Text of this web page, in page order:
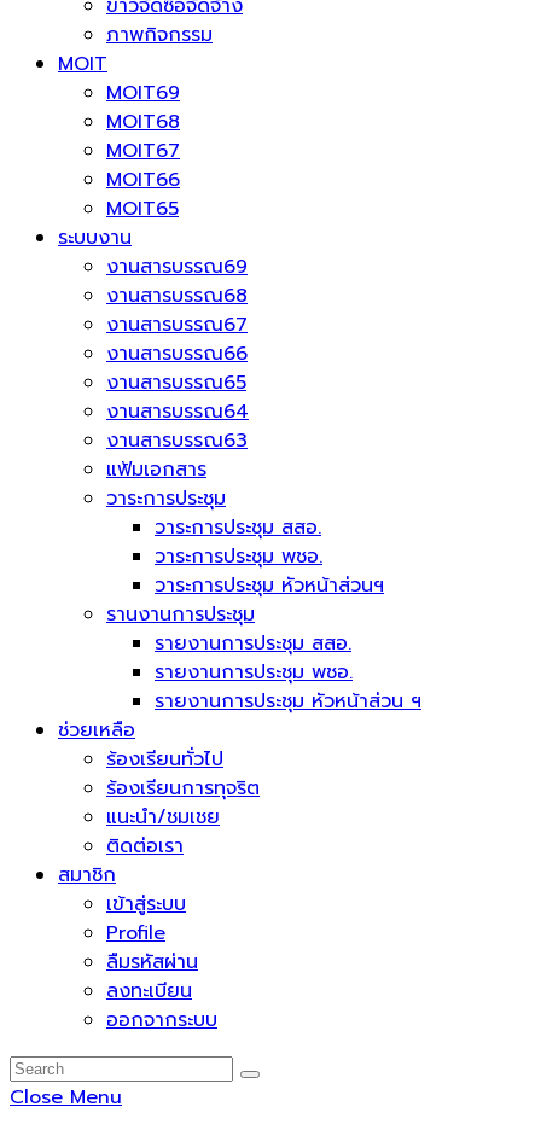
ข่าวจัดซื้อจัดจ้าง
ภาพกิจกรรม
MOIT
MOIT69
MOIT68
MOIT67
MOIT66
MOIT65
ระบบงาน
งานสารบรรณ69
งานสารบรรณ68
งานสารบรรณ67
งานสารบรรณ66
งานสารบรรณ65
งานสารบรรณ64
งานสารบรรณ63
แฟ้มเอกสาร
วาระการประชุม
วาระการประชุม สสอ.
วาระการประชุม พชอ.
วาระการประชุม หัวหน้าส่วนฯ
รานงานการประชุม
รายงานการประชุม สสอ.
รายงานการประชุม พชอ.
รายงานการประชุม หัวหน้าส่วน ฯ
ช่วยเหลือ
ร้องเรียนทั่วไป
ร้องเรียนการทุจริต
แนะนำ/ชมเชย
ติดต่อเรา
สมาชิก
เข้าสู่ระบบ
Profile
ลืมรหัสผ่าน
ลงทะเบียน
ออกจากระบบ
Close Menu